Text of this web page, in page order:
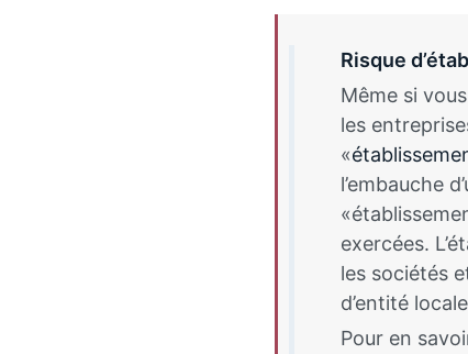
Risque
Même si
les
«
l’embauche
exercées.
les sociétés
d’entité
Pour en